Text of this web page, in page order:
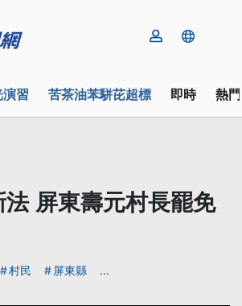
習 苦茶油苯駢芘超標 即時 熱
法 屏東壽元村長罷免
村民 屏東縣 ...